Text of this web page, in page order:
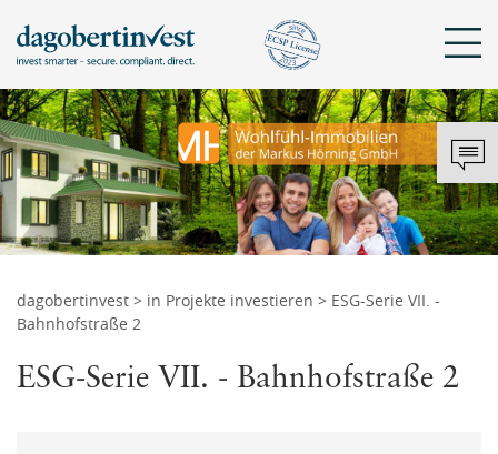
KONTAKT
DAGOBERTINVEST
Tel.: +43 720 072 821
hello@dagobertinvest.com
Adresse
Wohllebengasse 12-14
ANMELDEN
Mit bestehendem Konto anmelden
Angemeldet bleiben
dagobertinvest > in Projekte investieren > ESG-Serie VII. -
Bahnhofstraße 2
ESG-Serie VII. - Bahnhofstraße 2